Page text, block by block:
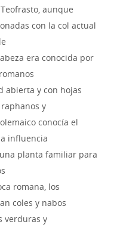
aunque
con la col actual
era conocida por
abierta y con hojas
y
conocía el
influencia
planta familiar para
romana, los
coles y nabos
verduras y